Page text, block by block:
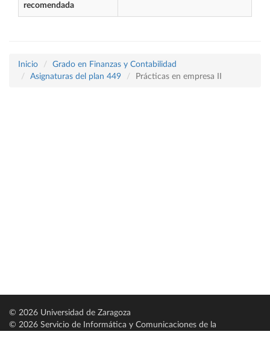
recomendada
Inicio
Grado en Finanzas y Contabilidad
Asignaturas del plan 449
Prácticas en empresa II
© 2026 Universidad de Zaragoza
© 2026 Servicio de Informática y Comunicaciones de la